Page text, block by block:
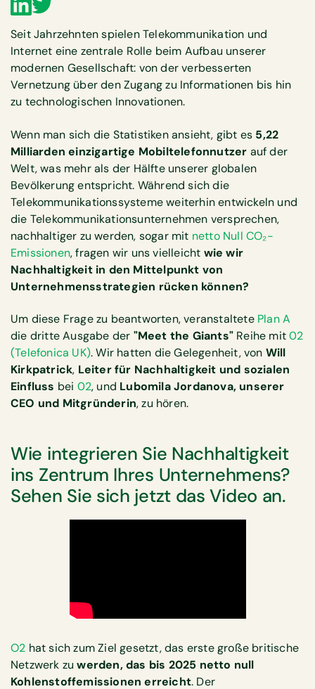
Seit Jahrzehnten spielen Telekommunikation und
Internet eine zentrale Rolle beim Aufbau unserer
modernen Gesellschaft: von der verbesserten
Vernetzung über den Zugang zu Informationen bis hin
zu technologischen Innovationen.
Wenn man sich die Statistiken ansieht, gibt es 5,22
Milliarden einzigartige Mobiltelefonnutzer auf der
Welt, was mehr als der Hälfte unserer globalen
Bevölkerung entspricht. Während sich die
Telekommunikationssysteme weiterhin entwickeln und
die Telekommunikationsunternehmen versprechen,
nachhaltiger zu werden, sogar mit netto Null CO₂-
Emissionen, fragen wir uns vielleicht wie wir
Nachhaltigkeit in den Mittelpunkt von
Unternehmensstrategien rücken können?
Um diese Frage zu beantworten, veranstaltete Plan A
die dritte Ausgabe der "Meet the Giants" Reihe mit02
(Telefonica UK). Wir hatten die Gelegenheit, von Will
Kirkpatrick, Leiter für Nachhaltigkeit und sozialen
Einfluss bei 02, und Lubomila Jordanova, unserer
CEO und Mitgründerin, zu hören.
Wie integrieren Sie Nachhaltigkeit
ins Zentrum Ihres Unternehmens?
Sehen Sie sich jetzt das Video an.
O2 hat sich zum Ziel gesetzt, das erste große britische
Netzwerk zuwerden, das bis 2025 netto null
Kohlenstoffemissionen erreicht. Der